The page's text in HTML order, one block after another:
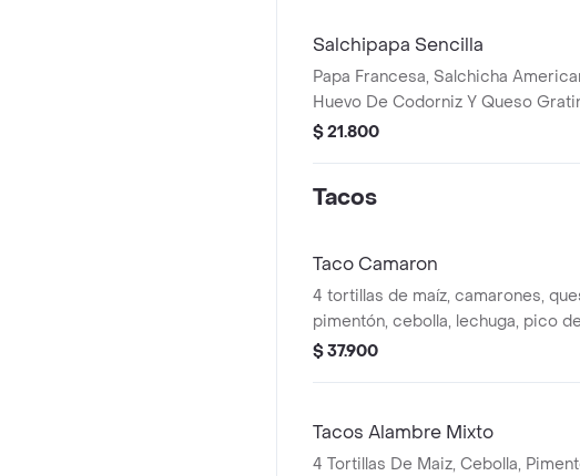
Salchipapa Sencilla
Papa Francesa, Salchicha
Huevo De Codorniz Y Queso
$ 21.800
Tacos
Taco Camaron
4 tortillas de maíz, camarones,
pimentón, cebolla, lechuga, pico
guacanole y crema agria
$ 37.900
Tacos Alambre Mixto
4 Tortillas De Maiz, Cebolla,